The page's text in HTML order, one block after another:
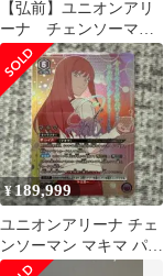
【弘前】ユニオンアリ
ーナ チェンソーマ
ン レゼ 星3 パラレ
ル サイン
UA53BT/CSM-1-031 SR
¥189,999
ユニオンアリーナ チェ
ンソーマン マキマ パラ
レル 星3 SR★★★